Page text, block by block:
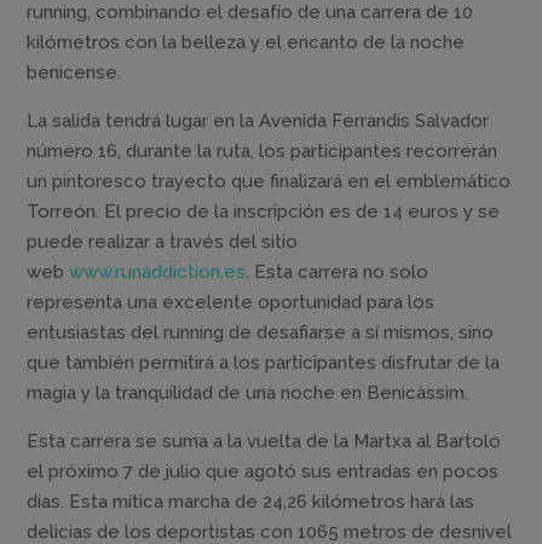
running, combinando el desafío de una carrera de 10
kilómetros con la belleza y el encanto de la noche
benicense.
La salida tendrá lugar en la Avenida Ferrandis Salvador
número 16, durante la ruta, los participantes recorrerán
un pintoresco trayecto que finalizará en el emblemático
Torreón. El precio de la inscripción es de 14 euros y se
puede realizar a través del sitio
webwww.runaddiction.es. Esta carrera no solo
representa una excelente oportunidad para los
entusiastas del running de desafiarse a sí mismos, sino
que también permitirá a los participantes disfrutar de la
magia y la tranquilidad de una noche en Benicàssim.
Esta carrera se suma a la vuelta de la Martxa al Bartolo
el próximo 7 de julio que agotó sus entradas en pocos
días. Esta mítica marcha de 24,26 kilómetros hará las
delicias de los deportistas con 1065 metros de desnivel